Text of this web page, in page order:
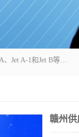
航空煤油（Jet Fuel）是专门为喷气式航空发动机设计的高纯度燃料，主要分为Jet A、Jet A-1和Jet B等类型。其特点是闪点高、低温流动性好，并添加了抗静电剂和抗氧化剂以确保飞行安全。航空煤油需
赣州供